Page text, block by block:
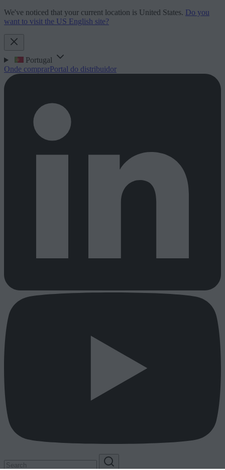
We've noticed that your current location is United States. Do you
want to visit the US English site?
Portugal
Onde comprarPortal do distribuidor